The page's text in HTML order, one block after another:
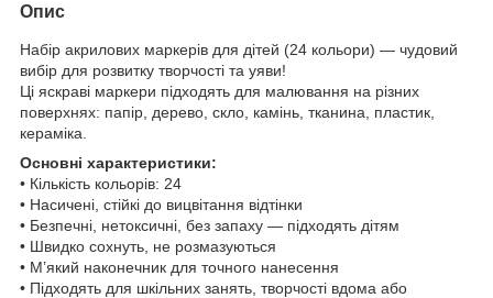
Опис
Набір акрилових маркерів для дітей (24 кольори) — чудовий
вибір для розвитку творчості та уяви!
Ці яскраві маркери підходять для малювання на різних
поверхнях: папір, дерево, скло, камінь, тканина, пластик,
кераміка.
Основні характеристики:
• Кількість кольорів: 24
• Насичені, стійкі до вицвітання відтінки
• Безпечні, нетоксичні, без запаху — підходять дітям
• Швидко сохнуть, не розмазуються
• М’який наконечник для точного нанесення
• Підходять для шкільних занять, творчості вдома або